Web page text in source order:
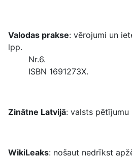
Valodas prakse: vērojumi un
lpp.
Nr.6.
ISBN 1691273X.
Zinātne Latvijā: valsts
WikiLeaks: nošaut nedrīkst